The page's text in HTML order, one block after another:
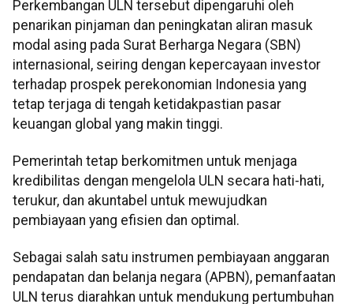
Perkembangan ULN tersebut dipengaruhi oleh
penarikan pinjaman dan peningkatan aliran masuk
modal asing pada Surat Berharga Negara (SBN)
internasional, seiring dengan kepercayaan investor
terhadap prospek perekonomian Indonesia yang
tetap terjaga di tengah ketidakpastian pasar
keuangan global yang makin tinggi.
Pemerintah tetap berkomitmen untuk menjaga
kredibilitas dengan mengelola ULN secara hati-hati,
terukur, dan akuntabel untuk mewujudkan
pembiayaan yang efisien dan optimal.
Sebagai salah satu instrumen pembiayaan anggaran
pendapatan dan belanja negara (APBN), pemanfaatan
ULN terus diarahkan untuk mendukung pertumbuhan